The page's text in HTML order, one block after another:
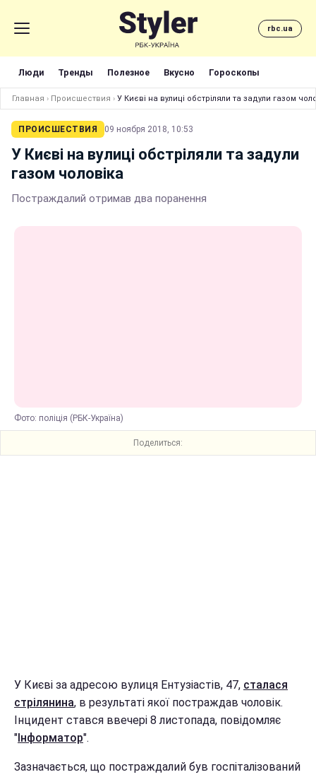
rbc.ua
Люди Тренды Полезное Вкусно Гороскопы
Главная › Происшествия › У Києві на вулиці обстріляли та задули газом
ПРОИСШЕСТВИЯ 09 ноября 2018, 10:53
У Києві на вулиці обстріляли та задули
газом чоловіка
Постраждалий отримав два поранення
Фото: поліція (РБК-Україна)
Поделиться:
У Києві за адресою вулиця Ентузіастів, 47, сталася
стрілянина, в результаті якої постраждав чоловік.
Інцидент стався ввечері 8 листопада, повідомляє
" Інформатор".
Зазначається, що постраждалий був госпіталізований